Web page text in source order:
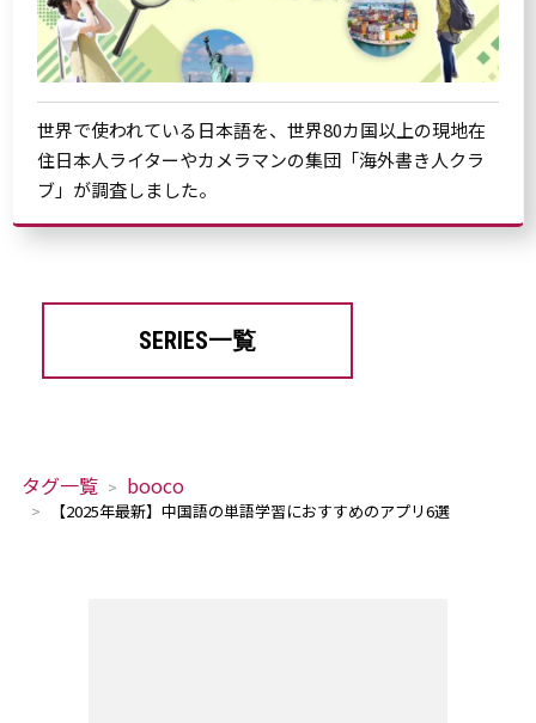
世界で使われている日本語を、世界80カ国以上の現地在
住日本人ライターやカメラマンの集団「海外書き人クラ
ブ」が調査しました。
SERIES一覧
タグ一覧 booco
【2025年最新】中国語の単語学習におすすめのアプリ6選